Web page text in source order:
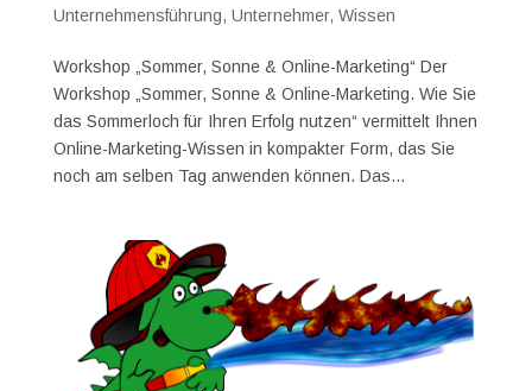
Unternehmensführung, Unternehmer, Wissen
Workshop „Sommer, Sonne & Online-Marketing“ Der
Workshop „Sommer, Sonne & Online-Marketing. Wie Sie
das Sommerloch für Ihren Erfolg nutzen“ vermittelt Ihnen
Online-Marketing-Wissen in kompakter Form, das Sie
noch am selben Tag anwenden können. Das...